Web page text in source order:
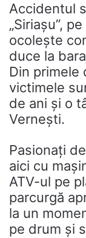
Accidentul
„Siriașu”,
ocolește
duce la
Din primele
victimele
de ani și o
Vernești.
Pasionați
aici cu
ATV-ul pe
parcurgă
la un
pe drum și